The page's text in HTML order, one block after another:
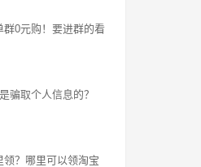
群0元购！要进群的看
骗取个人信息的？
？哪里可以领淘宝